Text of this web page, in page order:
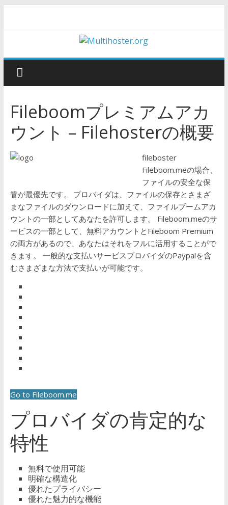
Fileboomプレミアムアカ
ウント – Filehosterの概要
fileboster
Fileboom.meの場合、
ファイルの安全な保
管が最優先です。 プロバイダは、ファイルの保存とさまざ
まなファイルのダウンロードに加えて、ファイルブームアカ
ウントの一部としてあなたを許可します。 Fileboom.meのサ
ービスの一部として、無料アカウントとFileboom Premium
の両方があるので、あなたはそれをフルに活用することがで
きます。 一般的な支払いサービスプロバイダのPaypalを含
むさまざまな方法で支払いが可能です。
Go to Fileboom.me
プロバイダの肯定的な
特性
無料で使用可能
明確な構造化
優れたプライバシー
優れた魅力的な機能